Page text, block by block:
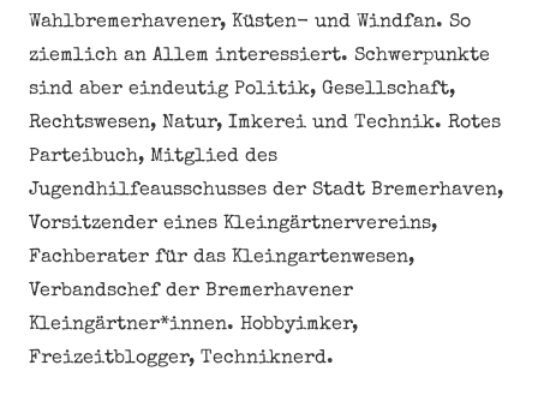
Wahlbremerhavener, Küsten- und Windfan. So
ziemlich an Allem interessiert. Schwerpunkte
sind aber eindeutig Politik, Gesellschaft,
Rechtswesen, Natur, Imkerei und Technik. Rotes
Parteibuch, Mitglied des
Jugendhilfeausschusses der Stadt Bremerhaven,
Vorsitzender eines Kleingärtnervereins,
Fachberater für das Kleingartenwesen,
Verbandschef der Bremerhavener
Kleingärtner*innen. Hobbyimker,
Freizeitblogger, Techniknerd.